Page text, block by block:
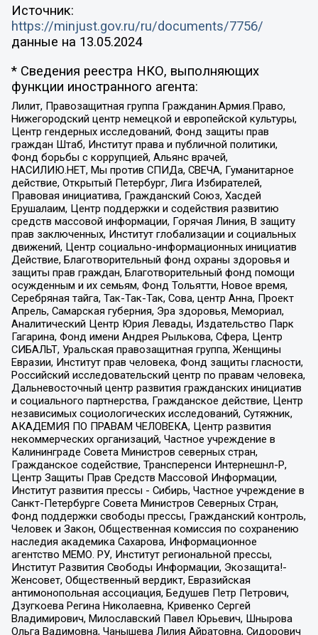
Источник:
https://minjust.gov.ru/ru/documents/7756/
данные на 13.05.2024
* Сведения реестра НКО, выполняющих
функции иностранного агента:
Лилит, Правозащитная группа Гражданин.Армия.Право,
Нижегородский центр немецкой и европейской культуры,
Центр гендерных исследований, Фонд защиты прав
граждан Штаб, Институт права и публичной политики,
Фонд борьбы с коррупцией, Альянс врачей,
НАСИЛИЮ.НЕТ, Мы против СПИДа, СВЕЧА, Гуманитарное
действие, Открытый Петербург, Лига Избирателей,
Правовая инициатива, Гражданский Союз, Хасдей
Ерушалаим, Центр поддержки и содействия развитию
средств массовой информации, Горячая Линия, В защиту
прав заключенных, Институт глобализации и социальных
движений, Центр социально-информационных инициатив
Действие, Благотворительный фонд охраны здоровья и
защиты прав граждан, Благотворительный фонд помощи
осужденным и их семьям, Фонд Тольятти, Новое время,
Серебряная тайга, Так-Так-Так, Сова, центр Анна, Проект
Апрель, Самарская губерния, Эра здоровья, Мемориал,
Аналитический Центр Юрия Левады, Издательство Парк
Гагарина, Фонд имени Андрея Рылькова, Сфера, Центр
СИБАЛЬТ, Уральская правозащитная группа, Женщины
Евразии, Институт прав человека, Фонд защиты гласности,
Российский исследовательский центр по правам человека,
Дальневосточный центр развития гражданских инициатив
и социального партнерства, Гражданское действие, Центр
независимых социологических исследований, Сутяжник,
АКАДЕМИЯ ПО ПРАВАМ ЧЕЛОВЕКА, Центр развития
некоммерческих организаций, Частное учреждение в
Калининграде Совета Министров северных стран,
Гражданское содействие, Трансперенси Интернешнл-Р,
Центр Защиты Прав Средств Массовой Информации,
Институт развития прессы - Сибирь, Частное учреждение в
Санкт-Петербурге Совета Министров Северных Стран,
Фонд поддержки свободы прессы, Гражданский контроль,
Человек и Закон, Общественная комиссия по сохранению
наследия академика Сахарова, Информационное
агентство МЕМО. РУ, Институт региональной прессы,
Институт Развития Свободы Информации, Экозащита!-
Женсовет, Общественный вердикт, Евразийская
антимонопольная ассоциация, Бедушев Петр Петрович,
Дзугкоева Регина Николаевна, Кривенко Сергей
Владимирович, Милославский Павел Юрьевич, Шнырова
Ольга Вадимовна, Чанышева Лилия Айратовна, Сидорович